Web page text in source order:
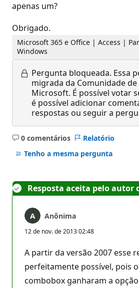
apenas um?
Obrigado.
Microsoft 365 e Office | Access |
Windows
Pergunta bloqueada. Essa
migrada da Comunidade
Microsoft. É possível votar
é possível adicionar
respostas ou seguir a
0 comentários
Sem
comentários
Relatório
Tenho a mesma pergunta
Resposta aceita pelo autor
Anônima
12 de nov. de 2013 02:48
A partir da versão 2007 esse
perfeitamente possível, pois
combobox ganharam a